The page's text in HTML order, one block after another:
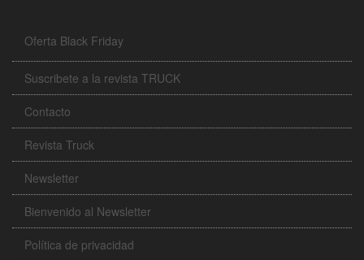
Oferta Black Friday
Suscribete a la revista TRUCK
Contacto
Revista Truck
Newsletter
Bienvenido al Newsletter
Política de privacidad